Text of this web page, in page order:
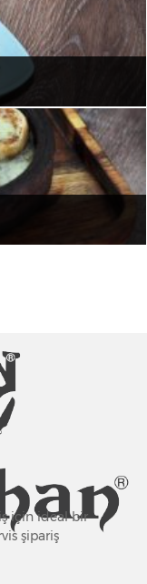
için ideal bir
şipariş